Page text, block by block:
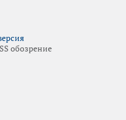
обозрение